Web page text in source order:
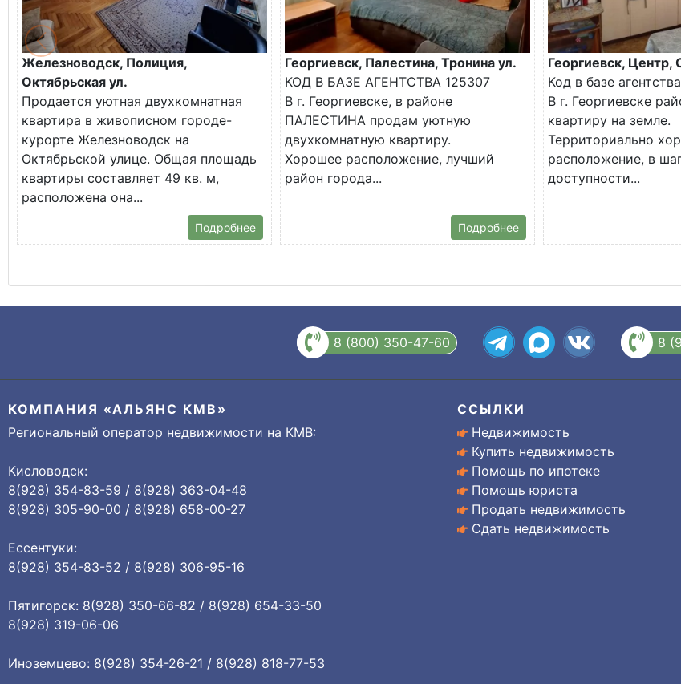
Железноводск, Полиция,
Октябрьская ул.
Продается уютная двухкомнатная
квартира в живописном городе-
курорте Железноводск на
Октябрьской улице. Общая площадь
квартиры составляет 49 кв. м,
расположена она...
Подробнее
Георгиевск, Палестина, Тронина ул.
КОД В БАЗЕ АГЕНТСТВА 125307
В г. Георгиевске, в районе
ПАЛЕСТИНА продам уютную
двухкомнатную квартиру.
Хорошее расположение, лучший
район города...
Подробнее
Георгиевск, Центр,
Код в базе
В г. Георгиевске
квартиру на земле.
Территориально
расположение, в
доступности...
8 (800) 350-47-60 8
КОМПАНИЯ «АЛЬЯНС КМВ»
Региональный оператор недвижимости на КМВ:
Кисловодск:
8(928) 354-83-59 / 8(928) 363-04-48
8(928) 305-90-00 / 8(928) 658-00-27
Ессентуки:
8(928) 354-83-52 / 8(928) 306-95-16
Пятигорск: 8(928) 350-66-82 / 8(928) 654-33-50
8(928) 319-06-06
Иноземцево: 8(928) 354-26-21 / 8(928) 818-77-53
ССЫЛКИ
Недвижимость
Купить недвижимость
Помощь по ипотеке
Помощь юриста
Продать недвижимость
Сдать недвижимость